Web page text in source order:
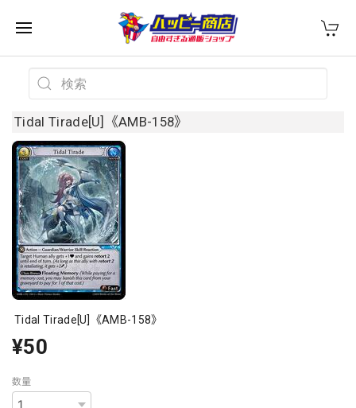
Tidal Tirade[U]《AMB-158》
Tidal Tirade[U]《AMB-158》
¥50
数量